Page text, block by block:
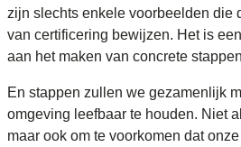
zijn slechts enkele voorbeelden die
van certificering bewijzen. Het is
aan het maken van concrete
En stappen zullen we gezamenlijk
omgeving leefbaar te houden. Niet
maar ook om te voorkomen dat